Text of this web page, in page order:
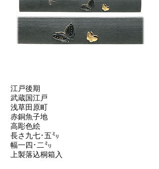
江戸後期
武蔵国江戸
浅草田原町
赤銅魚子地
高彫色絵
長さ九七･五㍉
幅一四･二㍉
上製落込桐箱入